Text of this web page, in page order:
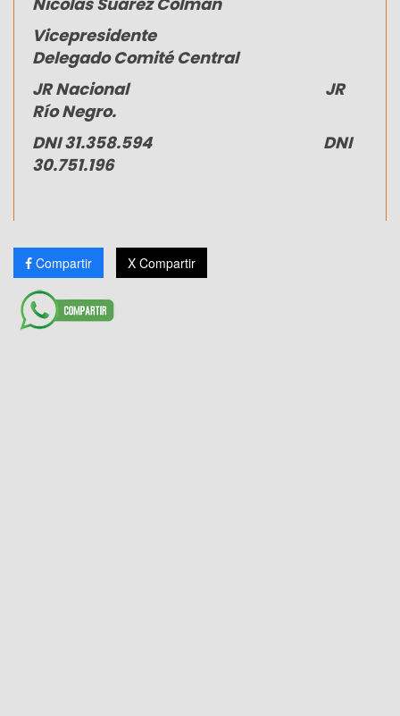
Vicepresidente
Delegado Comité Central
JR Nacional JR
Río Negro.
DNI 31.358.594 DNI
30.751.196
Compartir X Compartir